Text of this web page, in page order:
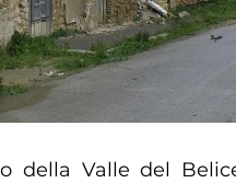
della Valle del